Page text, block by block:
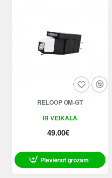
IR VEIKALĀ
RELOOP OM-GT
49.00€
Pievienot grozam